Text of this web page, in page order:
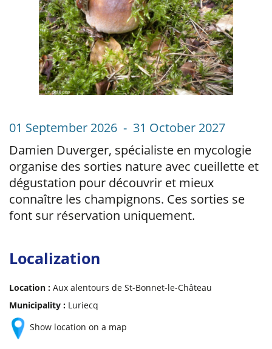
01 September 2026 - 31 October 2027
Damien Duverger, spécialiste en mycologie
organise des sorties nature avec cueillette et
dégustation pour découvrir et mieux
connaître les champignons. Ces sorties se
font sur réservation uniquement.
Localization
Location : Aux alentours de St-Bonnet-le-Château
Municipality : Luriecq
Show location on a map